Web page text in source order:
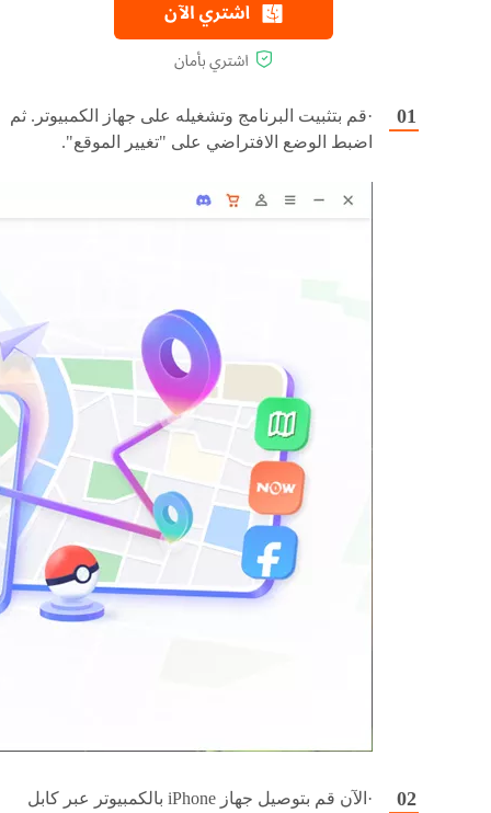
·قم بتثبيت البرنامج وتشغيله على جهاز الكمبيوتر. ثم
اضبط الوضع الافتراضي على "تغيير الموقع".
·الآن قم بتوصيل جهاز iPhone بالكمبيوتر عبر كابل